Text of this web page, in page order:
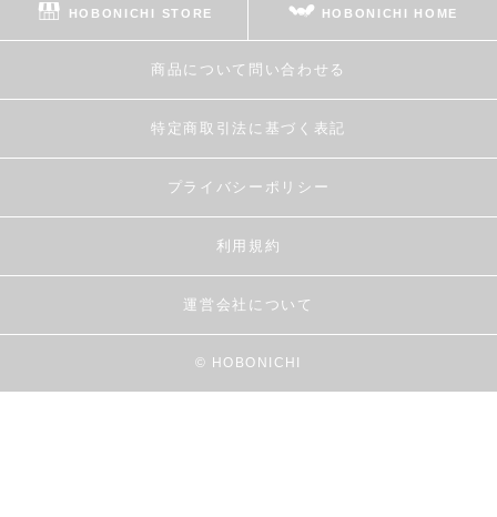
HOBONICHI STORE HOBONICHI HOME
商品について問い合わせる
特定商取引法に基づく表記
プライバシーポリシー
利用規約
運営会社について
© HOBONICHI